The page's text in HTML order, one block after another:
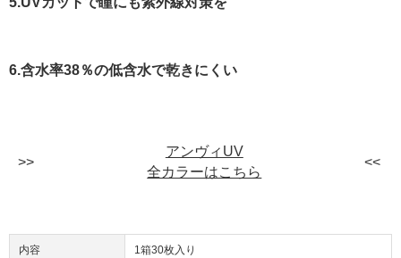
6.含水率38％の低含水で乾きにくい
アンヴィUV
全カラーはこちら
内容 1箱30枚入り